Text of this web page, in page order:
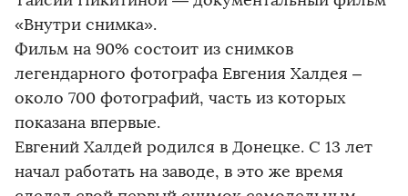
«Внутри снимка».
Фильм на 90% состоит из снимков
легендарного фотографа Евгения Халдея –
около 700 фотографий, часть из которых
показана впервые.
Евгений Халдей родился в Донецке. С 13 лет
начал работать на заводе, в это же время